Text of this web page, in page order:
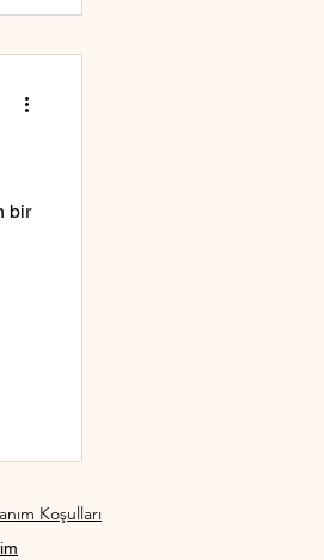
bir
Koşulları